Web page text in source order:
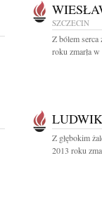
SZCZECIN
Z bólem serca
roku zmarła
Z głębokim
2013 roku